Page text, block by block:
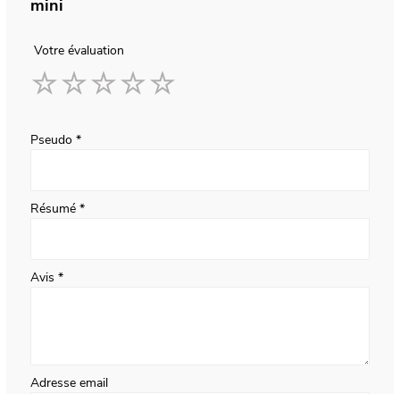
mini
Votre évaluation
Pseudo
Résumé
Avis
Adresse email